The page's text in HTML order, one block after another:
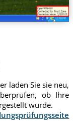
laden Sie sie neu,
ob Ihre
wurde.